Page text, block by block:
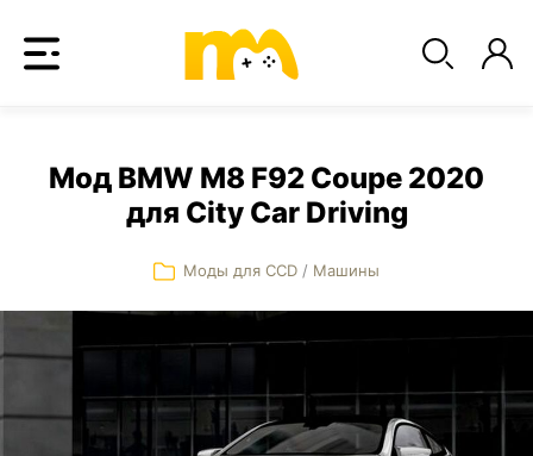
Мод BMW M8 F92 Coupe 2020
для City Car Driving
Моды для CCD / Машины